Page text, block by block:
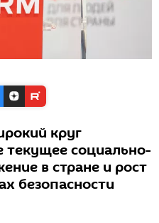
круг
текущее социально-
в стране и рост
безопасности